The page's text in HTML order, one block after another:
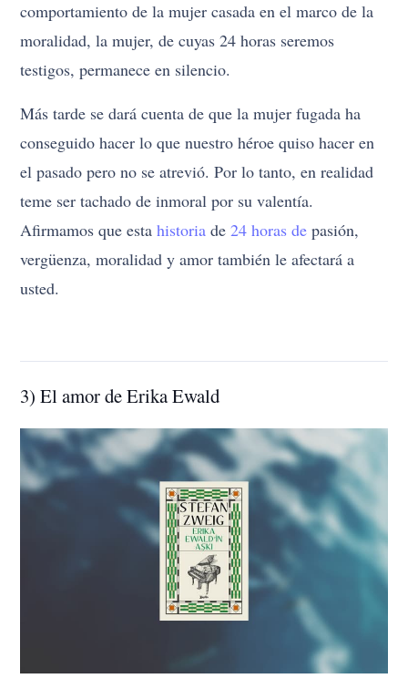
comportamiento de la mujer casada en el marco de la
moralidad, la mujer, de cuyas 24 horas seremos
testigos, permanece en silencio.
Más tarde se dará cuenta de que la mujer fugada ha
conseguido hacer lo que nuestro héroe quiso hacer en
el pasado pero no se atrevió. Por lo tanto, en realidad
teme ser tachado de inmoral por su valentía.
Afirmamos que estahistoria de24 horas de pasión,
vergüenza, moralidad y amor también le afectará a
usted.
3) El amor de Erika Ewald